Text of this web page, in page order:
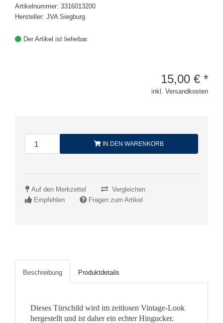
Artikelnummer: 3316013200
Hersteller: JVA Siegburg
Der Artikel ist lieferbar.
15,00 € *
inkl. Versandkosten
IN DEN WARENKORB
Auf den Merkzettel
Vergleichen
Empfehlen
Fragen zum Artikel
Beschreibung Produktdetails
Dieses Türschild wird im zeitlosen Vintage-Look
hergestellt und ist daher ein echter Hingucker.